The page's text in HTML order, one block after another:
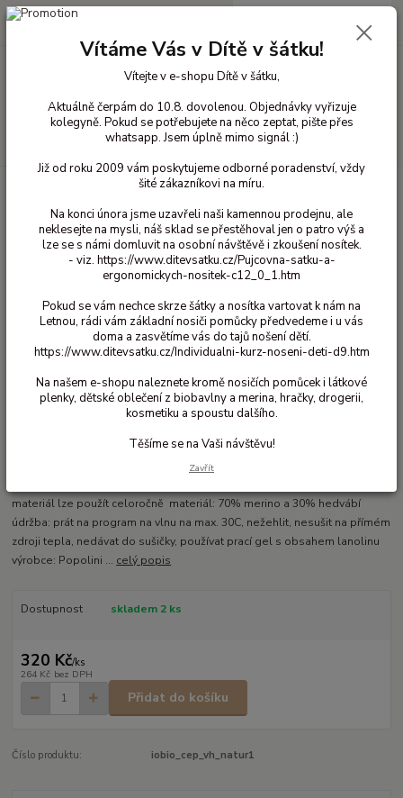
+420 603 818 836
0 Kč
Vlněné oblečení pro děti Čepice vlna
Novorozenecká čepička -
Novorozenecká čepička - Natur
43/45
materiál lze použít celoročně materiál: 70% merino a 30% hedvábí
údržba: prát na program na vlnu na max. 30C, nežehlit, nesušit na přímém
zdroji tepla, nedávat do sušičky, používat prací gel s obsahem lanolinu
výrobce: Popolini ... celý popis
Dostupnost skladem 2 ks
320 Kč/ks
264 Kč bez DPH
Přidat do košíku
Číslo produktu: iobio_cep_vh_natur1
Vítáme Vás v Dítě v šátku!
Vítejte v e-shopu Dítě v šátku,
Aktuálně čerpám do 10.8. dovolenou. Objednávky vyřizuje
kolegyně. Pokud se potřebujete na něco zeptat, pište přes
whatsapp. Jsem úplně mimo signál :)
Již od roku 2009 vám poskytujeme odborné poradenství, vždy
šité zákazníkovi na míru.
Na konci února jsme uzavřeli naši kamennou prodejnu, ale
neklesejte na mysli, náš sklad se přestěhoval jen o patro výš a
lze se s námi domluvit na osobní návštěvě i zkoušení nosítek.
- viz. https://www.ditevsatku.cz/Pujcovna-satku-a-
ergonomickych-nositek-c12_0_1.htm
Pokud se vám nechce skrze šátky a nosítka vartovat k nám na
Letnou, rádi vám základní nosiči pomůcky předvedeme i u vás
doma a zasvětíme vás do tajů nošení dětí.
https://www.ditevsatku.cz/Individualni-kurz-noseni-deti-d9.htm
Na našem e-shopu naleznete kromě nosičích pomůcek i látkové
plenky, dětské oblečení z biobavlny a merina, hračky, drogerii,
kosmetiku a spoustu dalšího.
Těšíme se na Vaši návštěvu!
Zavřít